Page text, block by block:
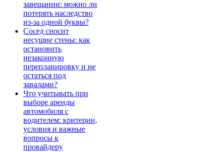
завещании: можно ли
потерять наследство
из-за одной буквы?
Сосед сносит
несущие стены: как
остановить
незаконную
перепланировку и не
остаться под
завалами?
Что учитывать при
выборе аренды
автомобиля с
водителем: критерии,
условия и важные
вопросы к
провайдеру